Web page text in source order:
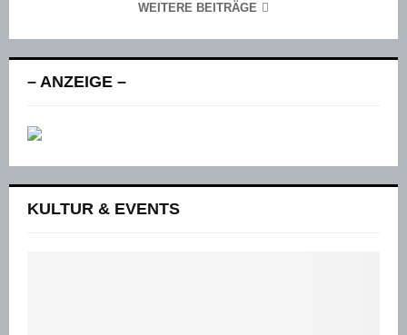
WEITERE BEITRÄGE
– ANZEIGE –
KULTUR & EVENTS